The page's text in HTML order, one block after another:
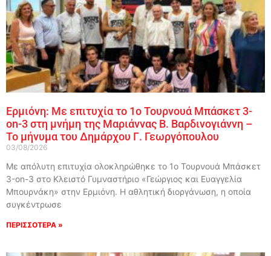
Ερμιόνη: Με επιτυχία το 1ο Τουρνουά Μπάσκετ 3-
on-3 στη μνήμη της Μαριάννας Β. Βαρδινογιάννη –
Το μήνυμα του Δημάρχου Γ. Γεωργόπουλου
03/08/2026
Με απόλυτη επιτυχία ολοκληρώθηκε το 1ο Τουρνουά Μπάσκετ
3-on-3 στο Κλειστό Γυμναστήριο «Γεώργιος και Ευαγγελία
Μπουρνάκη» στην Ερμιόνη. Η αθλητική διοργάνωση, η οποία
συγκέντρωσε
ΠΕΡΙΣΣΟΤΕΡΑ »